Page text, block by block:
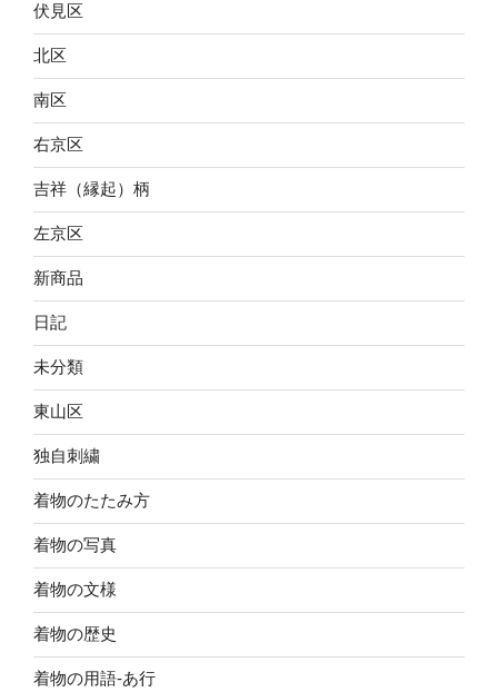
伏見区
北区
南区
右京区
吉祥（縁起）柄
左京区
新商品
日記
未分類
東山区
独自刺繍
着物のたたみ方
着物の写真
着物の文様
着物の歴史
着物の用語-あ行